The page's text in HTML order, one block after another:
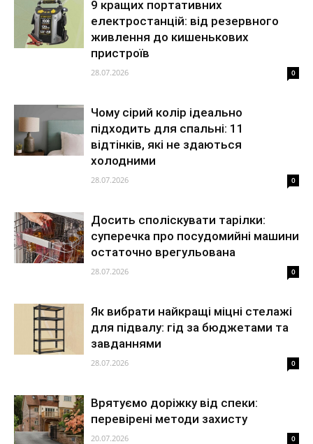
9 кращих портативних
електростанцій: від резервного
живлення до кишенькових
пристроїв
28.07.2026 0
Чому сірий колір ідеально
підходить для спальні: 11
відтінків, які не здаються
холодними
28.07.2026 0
Досить споліскувати тарілки:
суперечка про посудомийні машини
остаточно врегульована
28.07.2026 0
Як вибрати найкращі міцні стелажі
для підвалу: гід за бюджетами та
завданнями
28.07.2026 0
Врятуємо доріжку від спеки:
перевірені методи захисту
20.07.2026 0